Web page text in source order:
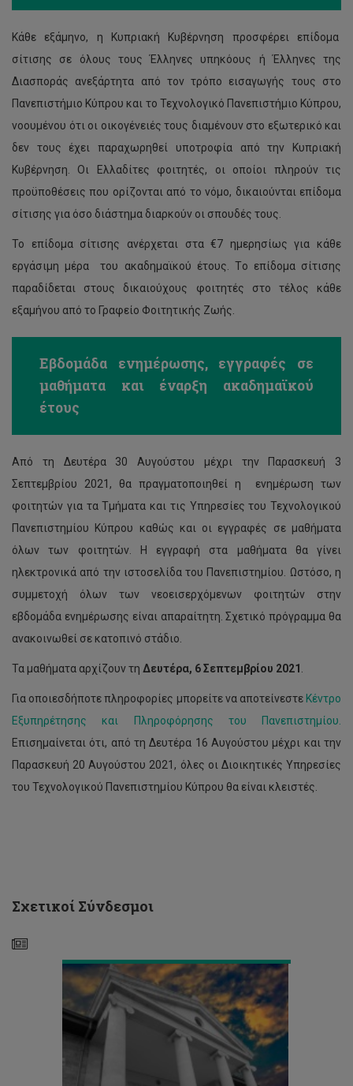
Κάθε εξάμηνο, η Κυπριακή Κυβέρνηση προσφέρει επίδομα
σίτισης σε όλους τους Έλληνες υπηκόους ή Έλληνες της
Διασποράς ανεξάρτητα από τον τρόπο εισαγωγής τους στο
Πανεπιστήμιο Κύπρου και το Τεχνολογικό Πανεπιστήμιο Κύπρου,
νοουμένου ότι οι οικογένειές τους διαμένουν στο εξωτερικό και
δεν τους έχει παραχωρηθεί υποτροφία από την Κυπριακή
Κυβέρνηση. Οι Ελλαδίτες φοιτητές, οι οποίοι πληρούν τις
προϋποθέσεις που ορίζονται από το νόμο, δικαιούνται επίδομα
σίτισης για όσο διάστημα διαρκούν οι σπουδές τους.
Το επίδομα σίτισης ανέρχεται στα €7 ημερησίως για κάθε
εργάσιμη μέρα του ακαδημαϊκού έτους. Tο επίδομα σίτισης
παραδίδεται στους δικαιούχους φοιτητές στο τέλος κάθε
εξαμήνου από το Γραφείο Φοιτητικής Ζωής.
Εβδομάδα ενημέρωσης, εγγραφές σε
μαθήματα και έναρξη ακαδημαϊκού
έτους
Από τη Δευτέρα 30 Αυγούστου μέχρι την Παρασκευή 3
Σεπτεμβρίου 2021, θα πραγματοποιηθεί η ενημέρωση των
φοιτητών για τα Τμήματα και τις Υπηρεσίες του Τεχνολογικού
Πανεπιστημίου Κύπρου καθώς και οι εγγραφές σε μαθήματα
όλων των φοιτητών. Η εγγραφή στα μαθήματα θα γίνει
ηλεκτρονικά από την ιστοσελίδα του Πανεπιστημίου. Ωστόσο, η
συμμετοχή όλων των νεοεισερχόμενων φοιτητών στην
εβδομάδα ενημέρωσης είναι απαραίτητη. Σχετικό πρόγραμμα θα
ανακοινωθεί σε κατοπινό στάδιο.
Τα μαθήματα αρχίζουν τη Δευτέρα, 6 Σεπτεμβρίου 2021
Για οποιεσδήποτε πληροφορίες μπορείτε να αποτείνεστε Κέντρο
Εξυπηρέτησης και Πληροφόρησης του Πανεπιστημίου.
Επισημαίνεται ότι, από τη Δευτέρα 16 Αυγούστου μέχρι και την
Παρασκευή 20 Αυγούστου 2021, όλες οι Διοικητικές Υπηρεσίες
του Τεχνολογικού Πανεπιστημίου Κύπρου θα είναι κλειστές.
Σχετικοί Σύνδεσμοι
Εξάμηνο
2021-